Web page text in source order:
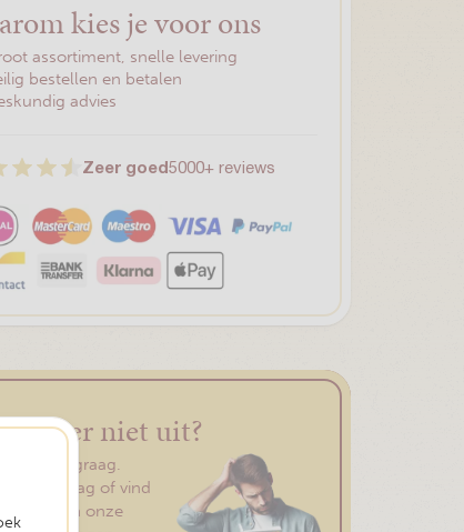
kies je voor ons
assortiment, snelle levering
bestellen en betalen
advies
Zeer goed 5000+ reviews
je er niet uit?
helpen je graag.
ons je vraag of vind
in onze